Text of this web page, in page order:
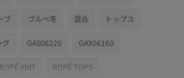
ブ ブルべ冬 混合 トップス
グ GAS06220 GAX06160
ROPÉ KNIT ROPÉ TOPS